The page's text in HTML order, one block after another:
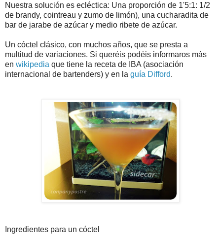
Nuestra solución es ecléctica: Una proporción de 1'5:1: 1/2
de brandy, cointreau y zumo de limón), una cucharadita de
bar de jarabe de azúcar y medio ribete de azúcar.
Un cóctel clásico, con muchos años, que se presta a
multitud de variaciones. Si queréis podéis informaros más
en wikipedia que tiene la receta de IBA (asociación
internacional de bartenders) y en la guía Difford.
Ingredientes para un cóctel